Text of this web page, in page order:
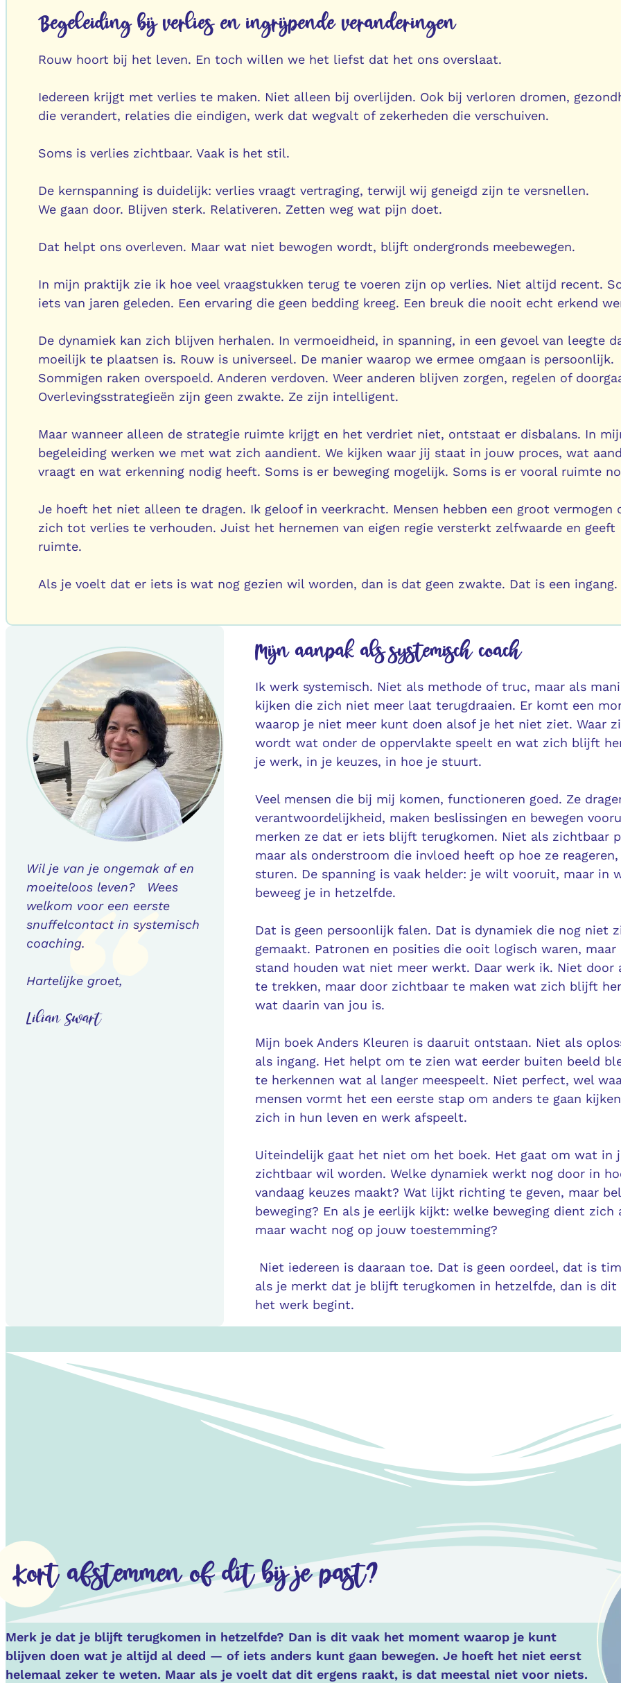
Begeleiding bij verlies en ingrijpende veranderingen
Rouw hoort bij het leven. En toch willen we het liefst dat het ons overslaat.
Iedereen krijgt met verlies te maken. Niet alleen bij overlijden. Ook bij verloren dromen,
die verandert, relaties die eindigen, werk dat wegvalt of zekerheden die verschuiven.
Soms is verlies zichtbaar. Vaak is het stil.
De kernspanning is duidelijk: verlies vraagt vertraging, terwijl wij geneigd zijn te versnellen.
We gaan door. Blijven sterk. Relativeren. Zetten weg wat pijn doet.
Dat helpt ons overleven. Maar wat niet bewogen wordt, blijft ondergronds meebewegen.
In mijn praktijk zie ik hoe veel vraagstukken terug te voeren zijn op verlies. Niet altijd recent.
iets van jaren geleden. Een ervaring die geen bedding kreeg. Een breuk die nooit echt erkend
De dynamiek kan zich blijven herhalen. In vermoeidheid, in spanning, in een gevoel van leegte
moeilijk te plaatsen is. Rouw is universeel. De manier waarop we ermee omgaan is persoonlijk.
Sommigen raken overspoeld. Anderen verdoven. Weer anderen blijven zorgen, regelen of
Overlevingsstrategieën zijn geen zwakte. Ze zijn intelligent.
Maar wanneer alleen de strategie ruimte krijgt en het verdriet niet, ontstaat er disbalans. In
begeleiding werken we met wat zich aandient. We kijken waar jij staat in jouw proces, wat
vraagt en wat erkenning nodig heeft. Soms is er beweging mogelijk. Soms is er vooral ruimte
Je hoeft het niet alleen te dragen. Ik geloof in veerkracht. Mensen hebben een groot vermogen
zich tot verlies te verhouden. Juist het hernemen van eigen regie versterkt zelfwaarde en geeft
ruimte.
Als je voelt dat er iets is wat nog gezien wil worden, dan is dat geen zwakte. Dat is een ingang.
Wil je van je ongemak af en
moeiteloos leven? Wees
welkom voor een eerste
snuffelcontact in systemisch
coaching.
Hartelijke groet,
Lilian Swart
Mijn aanpak als systemisch coach
Ik werk systemisch. Niet als methode of truc, maar als
kijken die zich niet meer laat terugdraaien. Er komt een
waarop je niet meer kunt doen alsof je het niet ziet. Waar
wordt wat onder de oppervlakte speelt en wat zich blijft
je werk, in je keuzes, in hoe je stuurt.
Veel mensen die bij mij komen, functioneren goed. Ze
verantwoordelijkheid, maken beslissingen en bewegen
merken ze dat er iets blijft terugkomen. Niet als zichtbaar
maar als onderstroom die invloed heeft op hoe ze
sturen. De spanning is vaak helder: je wilt vooruit, maar in
beweeg je in hetzelfde.
Dat is geen persoonlijk falen. Dat is dynamiek die nog niet
gemaakt. Patronen en posities die ooit logisch waren,
stand houden wat niet meer werkt. Daar werk ik. Niet door
te trekken, maar door zichtbaar te maken wat zich blijft
wat daarin van jou is.
Mijn boek Anders Kleuren is daaruit ontstaan. Niet als
als ingang. Het helpt om te zien wat eerder buiten beeld
te herkennen wat al langer meespeelt. Niet perfect, wel
mensen vormt het een eerste stap om anders te gaan
zich in hun leven en werk afspeelt.
Uiteindelijk gaat het niet om het boek. Het gaat om wat in
zichtbaar wil worden. Welke dynamiek werkt nog door in
vandaag keuzes maakt? Wat lijkt richting te geven, maar
beweging? En als je eerlijk kijkt: welke beweging dient zich
maar wacht nog op jouw toestemming?
Niet iedereen is daaraan toe. Dat is geen oordeel, dat is
als je merkt dat je blijft terugkomen in hetzelfde, dan is dit
het werk begint.
Kort afstemmen of dit bij je past?
Merk je dat je blijft terugkomen in hetzelfde? Dan is dit vaak het moment waarop je kunt
blijven doen wat je altijd al deed — of iets anders kunt gaan bewegen. Je hoeft het niet eerst
helemaal zeker te weten. Maar als je voelt dat dit ergens raakt, is dat meestal niet voor niets.